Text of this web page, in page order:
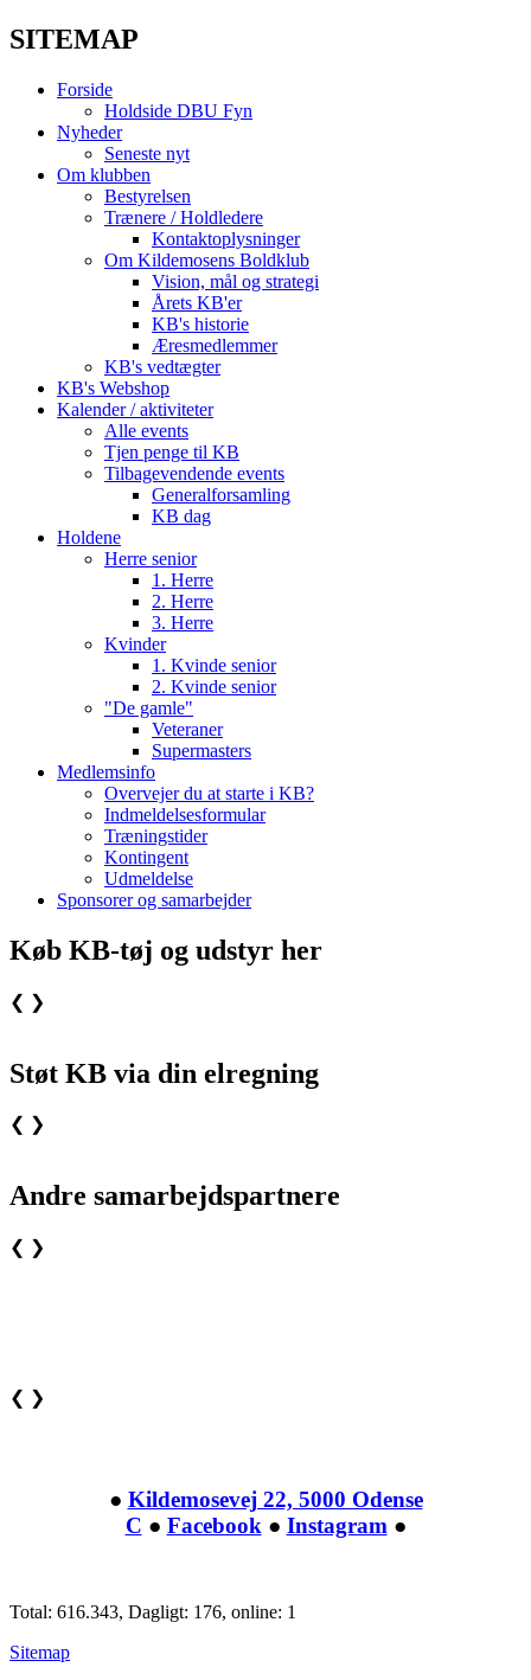
SITEMAP
Forside
Holdside DBU Fyn
Nyheder
Seneste nyt
Om klubben
Bestyrelsen
Trænere / Holdledere
Kontaktoplysninger
Om Kildemosens Boldklub
Vision, mål og strategi
Årets KB'er
KB's historie
Æresmedlemmer
KB's vedtægter
KB's Webshop
Kalender / aktiviteter
Alle events
Tjen penge til KB
Tilbagevendende events
Generalforsamling
KB dag
Holdene
Herre senior
1. Herre
2. Herre
3. Herre
Kvinder
1. Kvinde senior
2. Kvinde senior
"De gamle"
Veteraner
Supermasters
Medlemsinfo
Overvejer du at starte i KB?
Indmeldelsesformular
Træningstider
Kontingent
Udmeldelse
Sponsorer og samarbejder
Køb KB-tøj og udstyr her
❮ ❯
Støt KB via din elregning
❮ ❯
Andre samarbejdspartnere
❮ ❯
❮ ❯
● Kildemosevej 22, 5000 Odense
C ● Facebook ● Instagram ●
Total: 616.343, Dagligt: 176, online: 1
Sitemap